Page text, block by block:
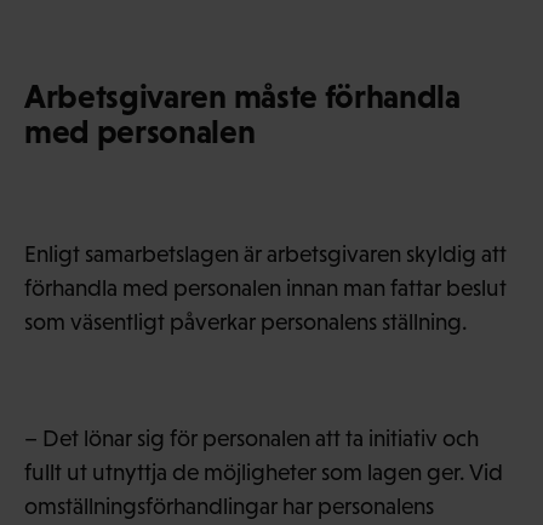
Arbetsgivaren måste förhandla
med personalen
Enligt samarbetslagen är arbetsgivaren skyldig att
förhandla med personalen innan man fattar beslut
som väsentligt påverkar personalens ställning.
– Det lönar sig för personalen att ta initiativ och
fullt ut utnyttja de möjligheter som lagen ger. Vid
omställningsförhandlingar har personalens